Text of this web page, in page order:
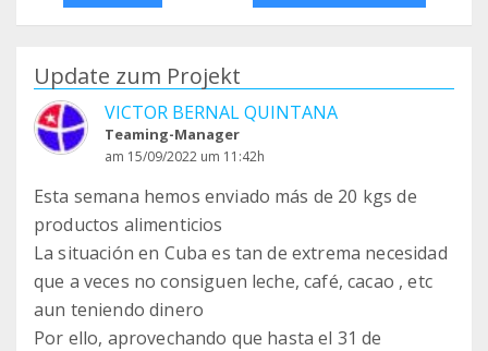
Update zum Projekt
VICTOR BERNAL QUINTANA
Teaming-Manager
am 15/09/2022 um 11:42h
Esta semana hemos enviado más de 20 kgs de
productos alimenticios
La situación en Cuba es tan de extrema necesidad
que a veces no consiguen leche, café, cacao , etc
aun teniendo dinero
Por ello, aprovechando que hasta el 31 de